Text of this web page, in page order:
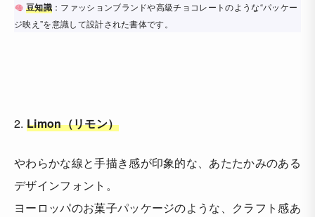
豆知識：ファッションブランドや高級チョコレートのような“パッケー
ジ映え”を意識して設計された書体です。
2. Limon（リモン）
やわらかな線と手描き感が印象的な、あたたかみのある
デザインフォント。
ヨーロッパのお菓子パッケージのような、クラフト感あ